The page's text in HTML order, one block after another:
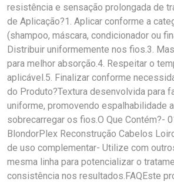
resistência e sensação prolongada de
de Aplicação?1. Aplicar conforme a
(shampoo, máscara, condicionador ou
Distribuir uniformemente nos fios.3.
para melhor absorção.4. Respeitar o
aplicável.5. Finalizar conforme
do Produto?Textura desenvolvida para
uniforme, promovendo espalhabilidade
sobrecarregar os fios.O Que Contém?-
BlondorPlex Reconstrução Cabelos
de uso complementar- Utilize com
mesma linha para potencializar o
consistência nos resultados.FAQEste